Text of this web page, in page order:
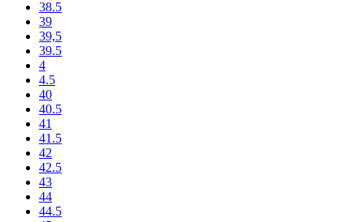
38.5
39
39,5
39.5
4
4.5
40
40.5
41
41.5
42
42.5
43
44
44.5